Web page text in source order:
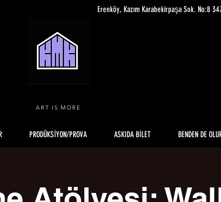
Erenköy, Kazım Karabekirpaşa Sok. No:8
ART IS MORE
PRODÜKSİYON/PROVA ASKIDA BİLET BENDEN DE